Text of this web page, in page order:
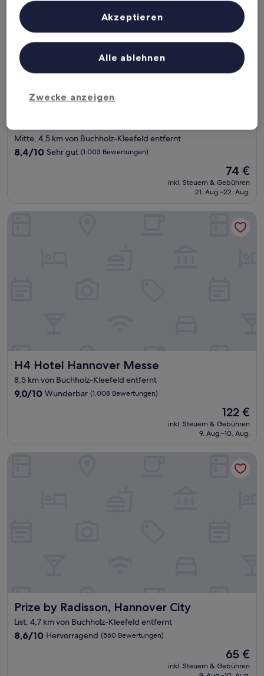
Sterne-
Unterkunft
Mitte, 4,5 km von Buchholz-Kleefeld entfernt
8.4
Bewertungen)
8,4/10 Sehr gut (1.003 Bewertungen)
Der
Preis
beträgt
74 €
inkl. Steuern & Gebühren
21. Aug.–22. Aug.
H4 Hotel Hannover Messe
H4 Hotel Hannover Messe
8,5 km von Buchholz-Kleefeld entfernt
9.0
9,0/10 Wunderbar (1.008 Bewertungen)
Der
Preis
beträgt
122 €
inkl. Steuern & Gebühren
9. Aug.–10. Aug.
H4 Hotel Hannover Messe
Prize by Radisson, Hannover City
Prize by Radisson, Hannover City
List, 4,7 km von Buchholz-Kleefeld entfernt
8.6
8,6/10 Hervorragend (560 Bewertungen)
Der
Preis
beträgt
65 €
inkl. Steuern & Gebühren
Inhalte, Messung von Werbeleistung und der Performance von Inhalten,
Zielgruppenforschung sowie Entwicklung und Verbesserung von
Liste der Partner (Lieferanten)
Zwecke anzeigen
Alle ablehnen
Akzeptieren